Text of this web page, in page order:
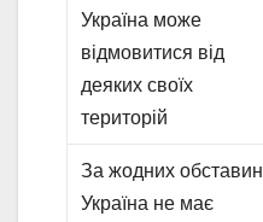
Україна може
відмовитися від
деяких своїх
територій
За жодних обставин
Україна не має